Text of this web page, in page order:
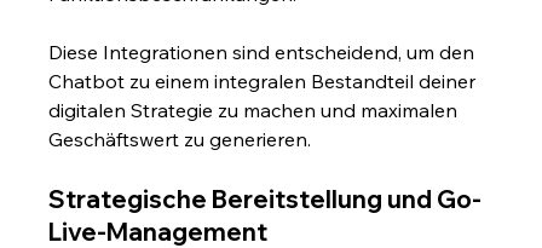
Diese Integrationen sind entscheidend, um den
Chatbot zu einem integralen Bestandteil deiner
digitalen Strategie zu machen und maximalen
Geschäftswert zu generieren.
Strategische Bereitstellung und Go-
Live-Management